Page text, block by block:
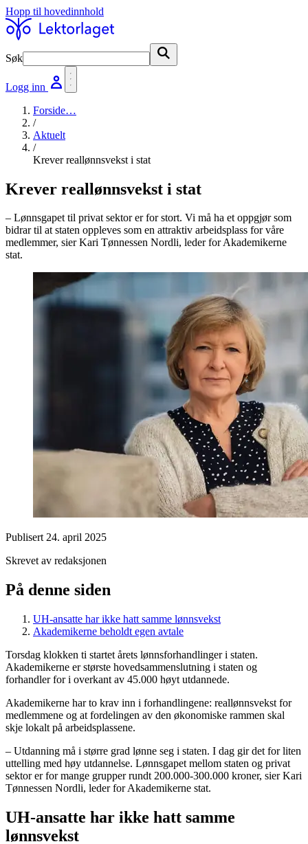
Hopp til hovedinnhold
Søk
Logg inn
Forside…
/
Aktuelt
/
Krever reallønnsvekst i stat
Krever reallønnsvekst i stat
– Lønnsgapet til privat sektor er for stort. Vi må ha et oppgjør som
bidrar til at staten oppleves som en attraktiv arbeidsplass for våre
medlemmer, sier Kari Tønnessen Nordli, leder for Akademikerne
stat.
Publisert 24. april 2025
Skrevet av redaksjonen
På denne siden
UH-ansatte har ikke hatt samme lønnsvekst
Akademikerne beholdt egen avtale
Torsdag klokken ti startet årets lønnsforhandlinger i staten.
Akademikerne er største hovedsammenslutning i staten og
forhandler for i overkant av 45.000 høyt utdannede.
Akademikerne har to krav inn i forhandlingene: reallønnsvekst for
medlemmene og at fordelingen av den økonomiske rammen skal
skje lokalt på arbeidsplassene.
– Utdanning må i større grad lønne seg i staten. I dag gir det for liten
uttelling med høy utdannelse. Lønnsgapet mellom staten og privat
sektor er for mange grupper rundt 200.000-300.000 kroner, sier Kari
Tønnessen Nordli, leder for Akademikerne stat.
UH-ansatte har ikke hatt samme
lønnsvekst